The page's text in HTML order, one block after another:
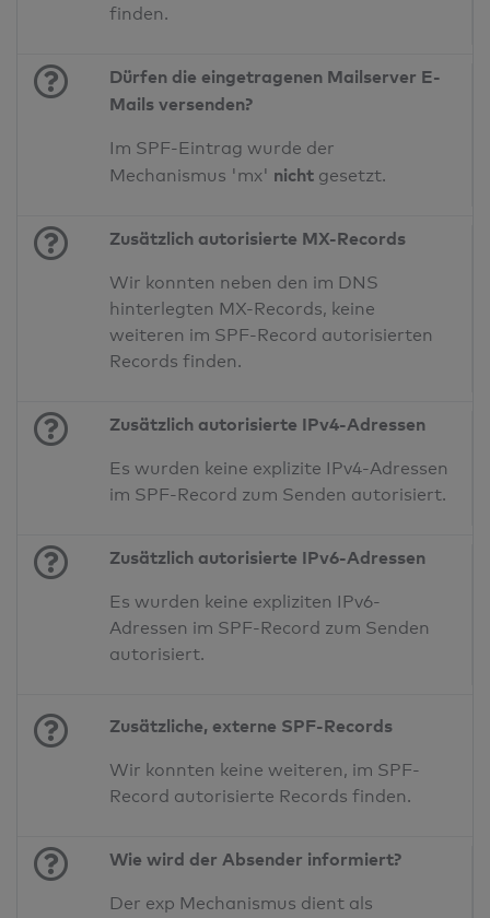
finden.
Dürfen die eingetragenen Mailserver E-
Mails versenden?
Im SPF-Eintrag wurde der
Mechanismus 'mx' nicht gesetzt.
Zusätzlich autorisierte MX-Records
Wir konnten neben den im DNS
hinterlegten MX-Records, keine
weiteren im SPF-Record autorisierten
Records finden.
Zusätzlich autorisierte IPv4-Adressen
Es wurden keine explizite IPv4-Adressen
im SPF-Record zum Senden autorisiert.
Zusätzlich autorisierte IPv6-Adressen
Es wurden keine expliziten IPv6-
Adressen im SPF-Record zum Senden
autorisiert.
Zusätzliche, externe SPF-Records
Wir konnten keine weiteren, im SPF-
Record autorisierte Records finden.
Wie wird der Absender informiert?
Der exp Mechanismus dient als